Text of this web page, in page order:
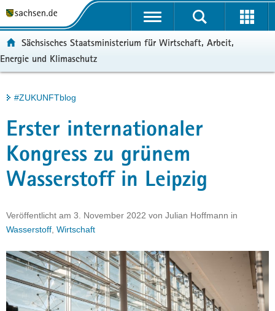
t
a
l
e
r
g
r
e
e
n
e
a
v
u
p
t
h
a
l
t
e
r
v
e
Portalübergreifende
Sächsisches Staatsministerium für Wirtschaft, Arbeit,
Energie und Klimaschutz
Hauptinhalt
#ZUKUNFTblog
Erster internationaler
Kongress zu grünem
Wasserstoff in Leipzig
Veröffentlicht am 3. November 2022 von Julian Hoffmann in
Wasserstoff Wirtschaft